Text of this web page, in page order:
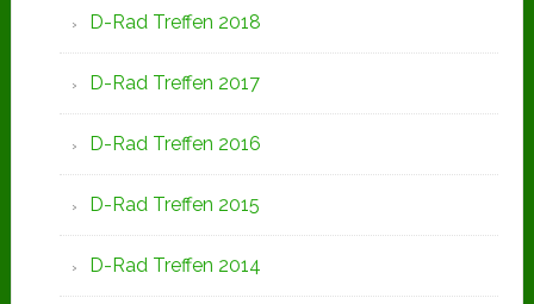
D-Rad Treffen 2018
D-Rad Treffen 2017
D-Rad Treffen 2016
D-Rad Treffen 2015
D-Rad Treffen 2014